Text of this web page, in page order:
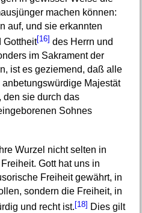
machen können:
auf, und sie erkannten
Gottheit[16] des Herrn und
im Sakrament der
ist es geziemend, daß alle
Majestät
den sie durch das
Sohnes
Wurzel nicht selten in
Gott hat uns in
Freiheit gewährt, in
sondern die Freiheit, in
und recht ist.[18] Dies gilt